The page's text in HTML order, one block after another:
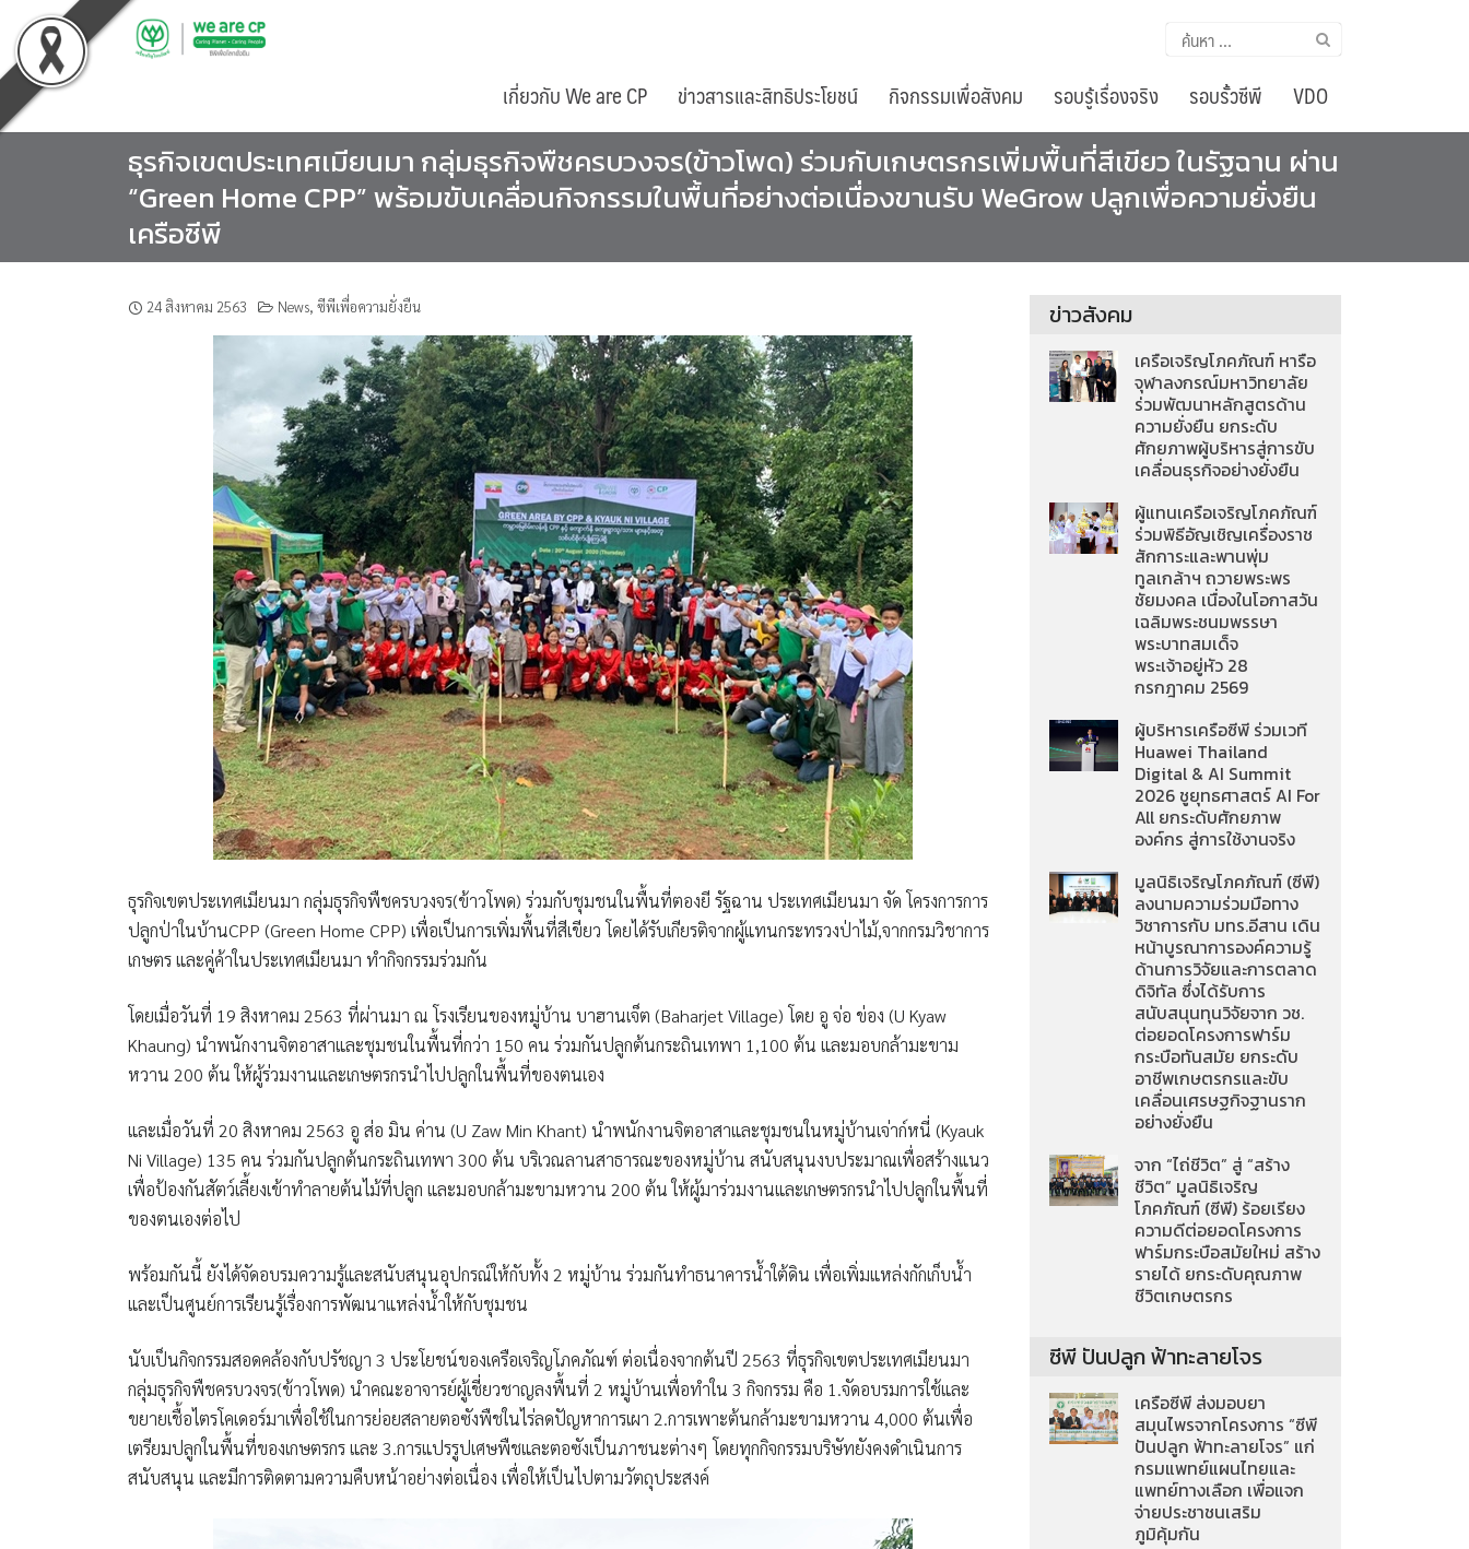
to
content
ค้นหา
เกี่ยวกับ We are CP ข่าวสารและสิทธิประโยชน์ กิจกรรมเพื่อสังคม รอบรู้เรื่องจริง รอบรั้วซีพี VDO
ธุรกิจเขตประเทศเมียนมา กลุ่มธุรกิจพืชครบวงจร(ข้าวโพด) ร่วมกับเกษตรกรเพิ่มพื้นที่สีเขียว ในรัฐฉาน ผ่าน
“Green Home CPP” พร้อมขับเคลื่อนกิจกรรมในพื้นที่อย่างต่อเนื่องขานรับ WeGrow ปลูกเพื่อความยั่งยืน
เครือซีพี
24 สิงหาคม 2563 News, ซีพีเพื่อความยั่งยืน
ธุรกิจเขตประเทศเมียนมา กลุ่มธุรกิจพืชครบวงจร(ข้าวโพด) ร่วมกับชุมชนในพื้นที่ตองยี รัฐฉาน ประเทศเมียนมา จัด โครงการการ
ปลูกป่าในบ้านCPP (Green Home CPP) เพื่อเป็นการเพิ่มพื้นที่สีเขียว โดยได้รับเกียรติจากผู้แทนกระทรวงป่าไม้,จากกรมวิชาการ
เกษตร และคู่ค้าในประเทศเมียนมา ทำกิจกรรมร่วมกัน
โดยเมื่อวันที่ 19 สิงหาคม 2563 ที่ผ่านมา ณ โรงเรียนของหมู่บ้าน บาฮานเจ็ต (Baharjet Village) โดย อู จ่อ ข่อง (U Kyaw
Khaung) นำพนักงานจิตอาสาและชุมชนในพื้นที่กว่า 150 คน ร่วมกันปลูกต้นกระถินเทพา 1,100 ต้น และมอบกล้ามะขาม
หวาน 200 ต้น ให้ผู้ร่วมงานและเกษตรกรนำไปปลูกในพื้นที่ของตนเอง
และเมื่อวันที่ 20 สิงหาคม 2563 อู ส่อ มิน ค่าน (U Zaw Min Khant) นำพนักงานจิตอาสาและชุมชนในหมู่บ้านเจ่าก์หนี่ (Kyauk
Ni Village) 135 คน ร่วมกันปลูกต้นกระถินเทพา 300 ต้น บริเวณลานสาธารณะของหมู่บ้าน สนับสนุนงบประมาณเพื่อสร้างแนว
เพื่อป้องกันสัตว์เลี้ยงเข้าทำลายต้นไม้ที่ปลูก และมอบกล้ามะขามหวาน 200 ต้น ให้ผู้มาร่วมงานและเกษตรกรนำไปปลูกในพื้นที่
ของตนเองต่อไป
พร้อมกันนี้ ยังได้จัดอบรมความรู้และสนับสนุนอุปกรณ์ให้กับทั้ง 2 หมู่บ้าน ร่วมกันทำธนาคารน้ำใต้ดิน เพื่อเพิ่มแหล่งกักเก็บน้ำ
และเป็นศูนย์การเรียนรู้เรื่องการพัฒนาแหล่งน้ำให้กับชุมชน
นับเป็นกิจกรรมสอดคล้องกับปรัชญา 3 ประโยชน์ของเครือเจริญโภคภัณฑ์ ต่อเนื่องจากต้นปี 2563 ที่ธุรกิจเขตประเทศเมียนมา
กลุ่มธุรกิจพืชครบวงจร(ข้าวโพด) นำคณะอาจารย์ผู้เชี่ยวชาญลงพื้นที่ 2 หมู่บ้านเพื่อทำใน 3 กิจกรรม คือ 1.จัดอบรมการใช้และ
ขยายเชื้อไตรโคเดอร์มาเพื่อใช้ในการย่อยสลายตอซังพืชในไร่ลดปัญหาการเผา 2.การเพาะต้นกล้ามะขามหวาน 4,000 ต้นเพื่อ
เตรียมปลูกในพื้นที่ของเกษตรกร และ 3.การแปรรูปเศษพืชและตอซังเป็นภาชนะต่างๆ โดยทุกกิจกรรมบริษัทยังคงดำเนินการ
สนับสนุน และมีการติดตามความคืบหน้าอย่างต่อเนื่อง เพื่อให้เป็นไปตามวัตถุประสงค์
ข่าวสังคม
เครือเจริญโภคภัณฑ์ หารือ
จุฬาลงกรณ์มหาวิทยาลัย
ร่วมพัฒนาหลักสูตรด้าน
ความยั่งยืน ยกระดับ
ศักยภาพผู้บริหารสู่การขับ
เคลื่อนธุรกิจอย่างยั่งยืน
ผู้แทนเครือเจริญโภคภัณฑ์
ร่วมพิธีอัญเชิญเครื่องราช
สักการะและพานพุ่ม
ทูลเกล้าฯ ถวายพระพร
ชัยมงคล เนื่องในโอกาสวัน
เฉลิมพระชนมพรรษา
พระบาทสมเด็จ
พระเจ้าอยู่หัว 28
กรกฎาคม 2569
ผู้บริหารเครือซีพี ร่วมเวที
Huawei Thailand
Digital & AI Summit
2026 ชูยุทธศาสตร์ AI For
All ยกระดับศักยภาพ
องค์กร สู่การใช้งานจริง
มูลนิธิเจริญโภคภัณฑ์ (ซีพี)
ลงนามความร่วมมือทาง
วิชาการกับ มทร.อีสาน เดิน
หน้าบูรณาการองค์ความรู้
ด้านการวิจัยและการตลาด
ดิจิทัล ซึ่งได้รับการ
สนับสนุนทุนวิจัยจาก วช.
ต่อยอดโครงการฟาร์ม
กระบือทันสมัย ยกระดับ
อาชีพเกษตรกรและขับ
เคลื่อนเศรษฐกิจฐานราก
อย่างยั่งยืน
จาก “ไถ่ชีวิต” สู่ “สร้าง
ชีวิต” มูลนิธิเจริญ
โภคภัณฑ์ (ซีพี) ร้อยเรียง
ความดีต่อยอดโครงการ
ฟาร์มกระบือสมัยใหม่ สร้าง
รายได้ ยกระดับคุณภาพ
ชีวิตเกษตรกร
ซีพี ปันปลูก ฟ้าทะลายโจร
เครือซีพี ส่งมอบยา
สมุนไพรจากโครงการ “ซีพี
ปันปลูก ฟ้าทะลายโจร” แก่
กรมแพทย์แผนไทยและ
แพทย์ทางเลือก เพื่อแจก
จ่ายประชาชนเสริม
ภูมิคุ้มกัน